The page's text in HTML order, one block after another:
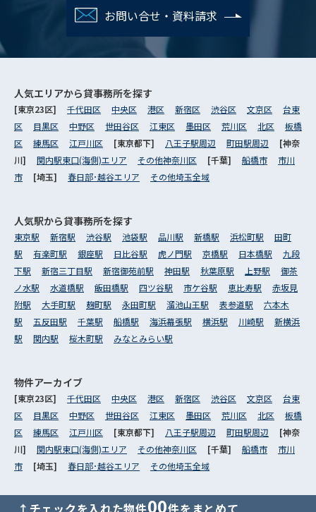
↑チェックを入れた物件00件をまとめて
お問い合せ・資料請求
人気エリアから貸事務所を探す
[東京23区] 千代田区 中央区 港区 新宿区 渋谷区 文京区
台東
区
目黒区 中野区 世田谷区 江東区 墨田区 荒川区 北区
板橋
区
練馬区 江戸川区 [東京都下] 八王子駅周辺 町田駅周辺
[神奈
川] 関内駅東口(海側)エリア その他神奈川区 [千葉] 船橋市
市川
市
[埼玉] 春日部･越谷エリア その他埼玉全域
人気駅から貸事務所を探す
東京駅 新宿駅 渋谷駅 池袋駅 品川駅 新橋駅 浜松町駅
田町
駅
有楽町駅 銀座駅 日比谷駅 虎ノ門駅 京橋駅 日本橋駅
九段
下駅
新宿三丁目駅 新宿御苑前駅 神田駅 秋葉原駅 上野駅
御茶
ノ水駅
水道橋駅 飯田橋駅 四ツ谷駅 市ケ谷駅 恵比寿駅
赤坂見
附駅
大手町駅 麹町駅 永田町駅 溜池山王駅 表参道駅
六本木
駅
五反田駅 千葉駅 船橋駅 海浜幕張駅 横浜駅 川崎駅
新横浜
駅
関内駅 桜木町駅 みなとみらい駅
物件アーカイブ
[東京23区] 千代田区 中央区 港区 新宿区 渋谷区 文京区
台東
区
目黒区 中野区 世田谷区 江東区 墨田区 荒川区 北区
板橋
区
練馬区 江戸川区 [東京都下] 八王子駅周辺 町田駅周辺
[神奈
川] 関内駅東口(海側)エリア その他神奈川区 [千葉] 船橋市
市川
市
[埼玉] 春日部･越谷エリア その他埼玉全域